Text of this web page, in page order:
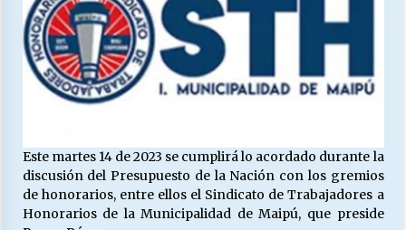
¿Qué habrían dicho?
23/06/2026
MUNICIPALIDADES, HONORARIOS, DESPIDOS
28/05/2026
Este martes 14 de 2023 se cumplirá lo acordado durante la
discusión del Presupuesto de la Nación con los gremios
de honorarios, entre ellos el Sindicato de Trabajadores a
Honorarios de la Municipalidad de Maipú, que preside